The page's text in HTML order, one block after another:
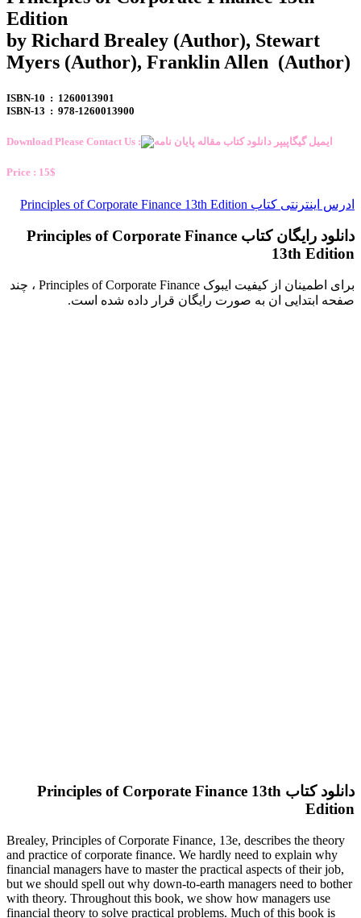
Edition
by Richard Brealey (Author), Stewart
Myers (Author), Franklin Allen (Author)
ISBN-10 ‏ : ‎ 1260013901
ISBN-13 ‏ : ‎ 978-1260013900
Download Please Contact Us :
Price : 15$
ادرس اینترنتی کتاب Principles of Corporate Finance 13th Edition
دانلود رایگان کتاب Principles of Corporate Finance
13th Edition
برای اطمینان از کیفیت ایبوک Principles of Corporate Finance ، چند
صفحه ابتدایی ان به صورت رایگان قرار داده شده است.
دانلود کتاب Principles of Corporate Finance 13th
Edition
Brealey, Principles of Corporate Finance, 13e, describes the theory
and practice of corporate finance. We hardly need to explain why
financial managers have to master the practical aspects of their job,
but we should spell out why down-to-earth managers need to bother
with theory. Throughout this book, we show how managers use
financial theory to solve practical problems. Much of this book is